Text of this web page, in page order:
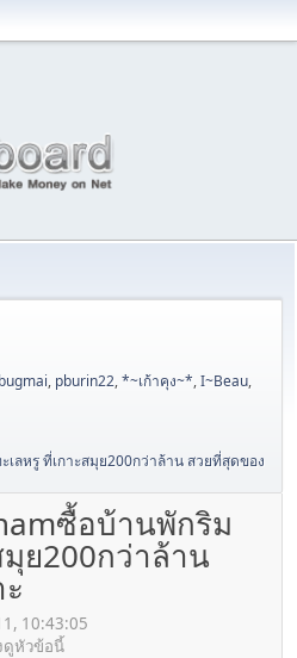
bugmai, pburin22,*~เก้าคุง~*,I~Beau,
ลหรู ที่เกาะสมุย200กว่าล้าน สวยที่สุดของ
ซื้อบ้านพักริม
ย200กว่าล้าน
10:43:05
ดูหัวข้อนี้